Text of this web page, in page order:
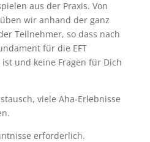
aus der Praxis. Von
wir anhand der ganz
Teilnehmer, so dass nach
für die EFT
und keine Fragen für Dich
viele Aha-Erlebnisse
erforderlich.